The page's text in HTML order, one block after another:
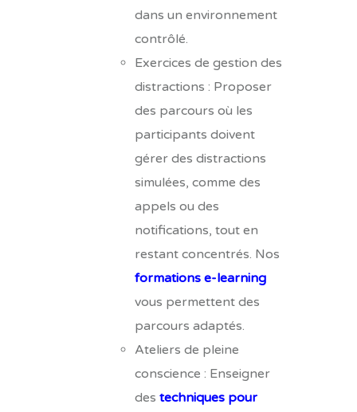
dans un environnement
contrôlé.
Exercices de gestion des
distractions : Proposer
des parcours où les
participants doivent
gérer des distractions
simulées, comme des
appels ou des
notifications, tout en
restant concentrés. Nos
formations e-learning
vous permettent des
parcours adaptés.
Ateliers de pleine
conscience : Enseigner
des techniques pour